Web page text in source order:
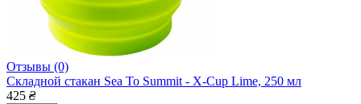
Отзывы (0)
Складной стакан Sea To Summit - X-Cup Lime, 250 мл
425 ₴